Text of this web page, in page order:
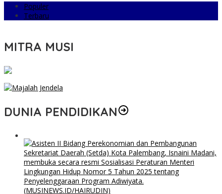
Populer
Terbaru
MITRA MUSI
DUNIA PENDIDIKAN